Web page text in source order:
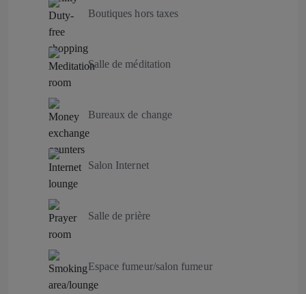
Boutiques hors taxes
Salle de méditation
Bureaux de change
Salon Internet
Salle de prière
Espace fumeur/salon fumeur